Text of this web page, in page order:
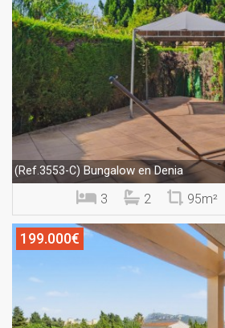
(Ref.3553-C) Bungalow en Denia
3 2 95m²
199.000€